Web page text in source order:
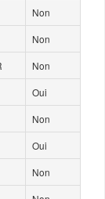
Non
Non
Non
Oui
Non
Oui
Non